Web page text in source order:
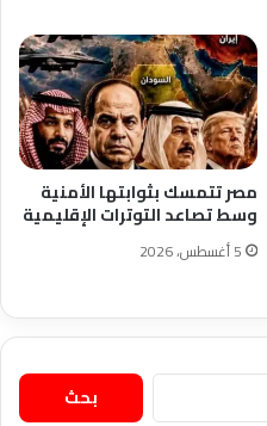
مصر تتمسك بثوابتها الأمنية
وسط تصاعد التوترات الإقليمية
5 أغسطس، 2026
البحث
عن: